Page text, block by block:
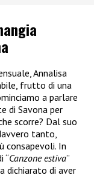
Annalisa
frutto di una
a parlare
di Savona per
scorre? Dal suo
tanto,
consapevoli. In
“Canzone estiva”
dichiarato di aver